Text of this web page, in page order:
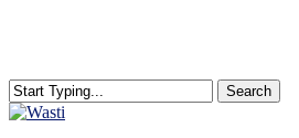
content
Search
Close